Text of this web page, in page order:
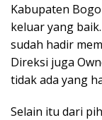
Kabupaten
keluar yang
sudah hadir
Direksi juga
tidak ada yang
Selain itu dari